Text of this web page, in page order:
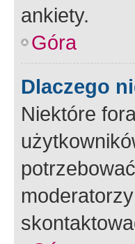
ankiety.
Góra
Dlaczego
Niektóre